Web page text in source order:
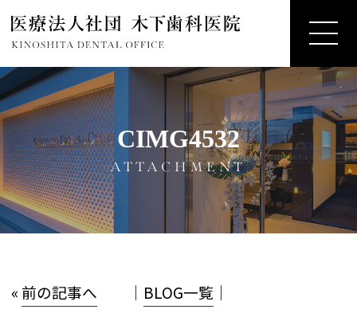
CIMG4532
ATTACHMENT
« 前の記事へ │ BLOG一覧 │